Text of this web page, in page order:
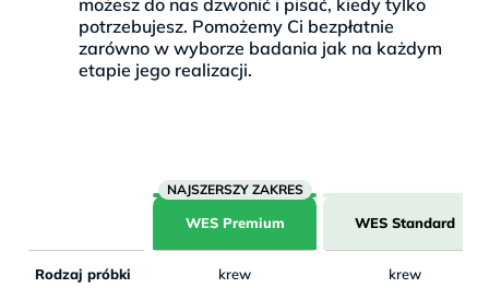
potrzebujesz. Pomożemy Ci bezpłatnie
zarówno w wyborze badania jak na każdym
etapie jego realizacji.
WES Premium WES Standard
Rodzaj próbki krew krew